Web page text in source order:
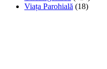
Viața Parohială (18)